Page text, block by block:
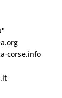
corse.info